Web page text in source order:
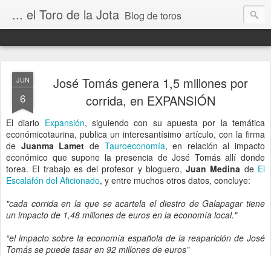
... el Toro de la Jota Blog de toros
JUN
6
José Tomás genera 1,5 millones por
corrida, en EXPANSIÓN
El diario Expansión, siguiendo con su apuesta por la temática
económicotaurina, publica un interesantísimo artículo, con la firma
de Juanma Lamet de Tauroeconomía, en relación al impacto
económico que supone la presencia de José Tomás allí donde
torea. El trabajo es del profesor y bloguero,Juan Medina de El
Escalafón del Aficionado, y entre muchos otros datos, concluye:
"cada corrida en la que se acartela el diestro de Galapagar tiene
un impacto de 1,48 millones de euros en la economía local."
“el impacto sobre la economía española de la reaparición de José
Tomás se puede tasar en 92 millones de euros”